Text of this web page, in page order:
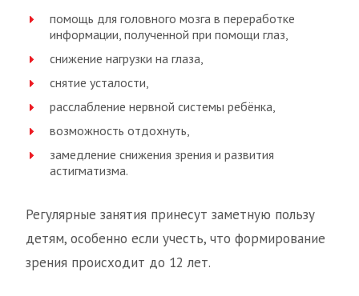
помощь для головного мозга в переработке
информации, полученной при помощи глаз,
снижение нагрузки на глаза,
снятие усталости,
расслабление нервной системы ребёнка,
возможность отдохнуть,
замедление снижения зрения и развития
астигматизма.
Регулярные занятия принесут заметную пользу
детям, особенно если учесть, что формирование
зрения происходит до 12 лет.